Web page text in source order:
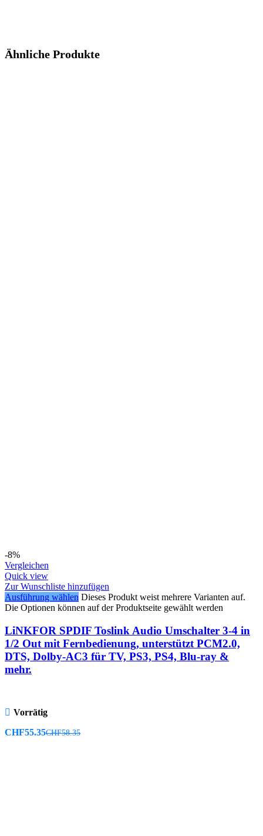
Ähnliche Produkte
-8%
Vergleichen
Quick view
Zur Wunschliste hinzufügen
Ausführung wählen Dieses Produkt weist mehrere Varianten auf.
Die Optionen können auf der Produktseite gewählt werden
LiNKFOR SPDIF Toslink Audio Umschalter 3-4 in
1/2 Out mit Fernbedienung, unterstützt PCM2.0,
DTS, Dolby-AC3 für TV, PS3, PS4, Blu-ray &
mehr.
Vorrätig
CHF55.35CHF58.35